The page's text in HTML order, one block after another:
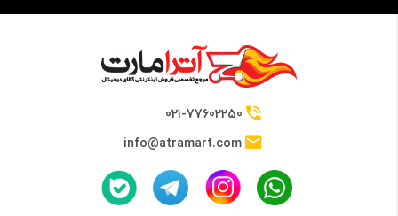
کاغذ
سایز کاغذ قابل استفاده
نوع کاغذ قابل استفاده
Paper (bond, brochure, colored, glossy, letterhead,
021-77602250
info@atramart.com